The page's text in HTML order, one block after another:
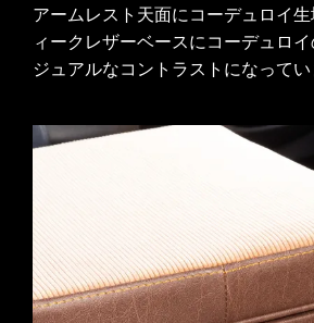
アームレスト天面にコーデュロイ
ィークレザーベースにコーデュロ
ジュアルなコントラストになってい